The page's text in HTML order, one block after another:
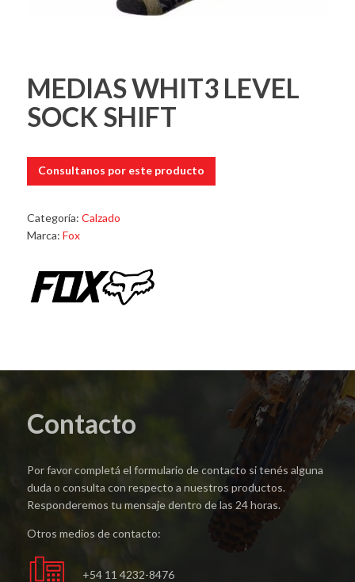
MEDIAS WHIT3 LEVEL
SOCK SHIFT
Consultanos por este producto
Categoría: Calzado
Marca: Fox
Contacto
Por favor completá el formulario de contacto si tenés alguna
duda o consulta con respecto a nuestros productos.
Responderemos tu mensaje dentro de las 24 horas.
Otros medios de contacto:
+54 11 4232-8476